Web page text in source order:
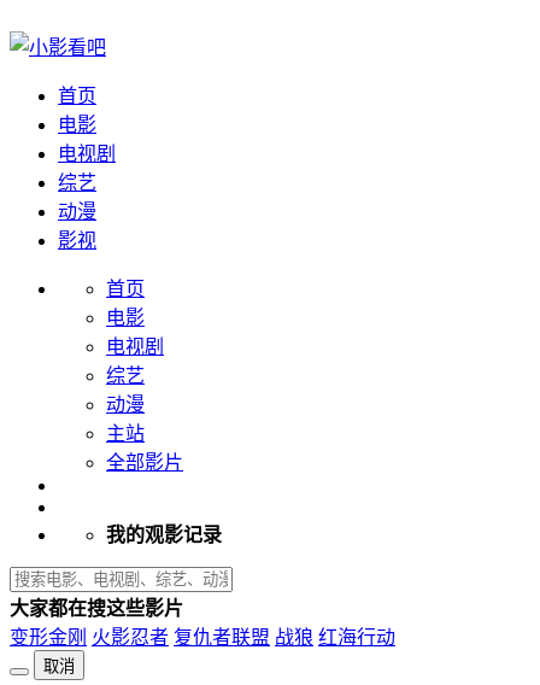
首页
电影
电视剧
综艺
动漫
影视
首页
电影
电视剧
综艺
动漫
主站
全部影片
我的观影记录
大家都在搜这些影片
变形金刚 火影忍者 复仇者联盟 战狼 红海行动
取消